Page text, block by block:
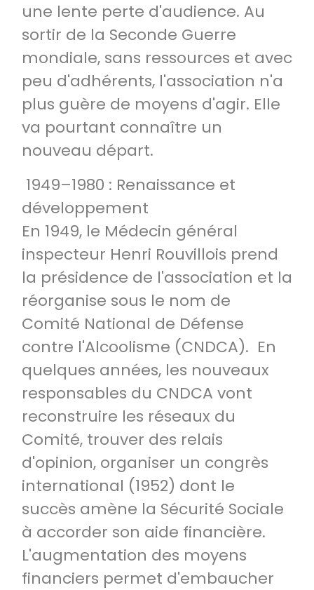
une lente perte d'audience. Au
sortir de la Seconde Guerre
mondiale, sans ressources et avec
peu d'adhérents, l'association n'a
plus guère de moyens d'agir. Elle
va pourtant connaître un
nouveau départ.
1949–1980 : Renaissance et
développement
En 1949, le Médecin général
inspecteur Henri Rouvillois prend
la présidence de l'association et la
réorganise sous le nom de
Comité National de Défense
contre l'Alcoolisme (CNDCA). En
quelques années, les nouveaux
responsables du CNDCA vont
reconstruire les réseaux du
Comité, trouver des relais
d'opinion, organiser un congrès
international (1952) dont le
succès amène la Sécurité Sociale
à accorder son aide financière.
L'augmentation des moyens
financiers permet d'embaucher